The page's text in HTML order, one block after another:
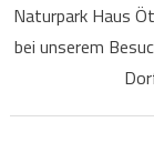
Naturpark Haus
bei unserem